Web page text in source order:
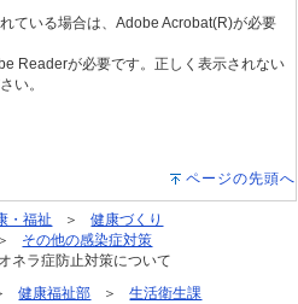
ている場合は、Adobe Acrobat(R)が必要
Readerが必要です。正しく表示されない
い。
ページの先頭へ
・福祉
健康づくり
その他の感染症対策
ネラ症防止対策について
健康福祉部 生活衛生課